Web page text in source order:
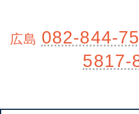
広島 082-844-
5817-